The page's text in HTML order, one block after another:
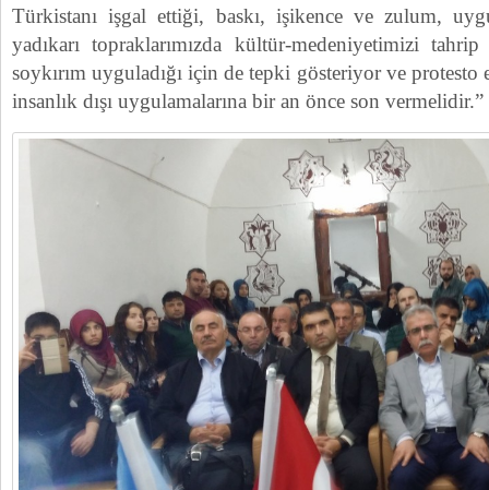
Türkistanı işgal ettiği, baskı, işikence ve zulum,
yadıkarı topraklarımızda kültür-medeniyetimizi
soykırım uyguladığı için de tepki gösteriyor ve
insanlık dışı uygulamalarına bir an önce son vermelidir.”